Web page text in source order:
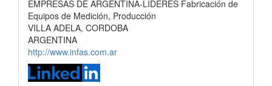
EMPRESAS DE ARGENTINA-LIDERES Fabricación de
Equipos de Medición, Producción
VILLA ADELA, CORDOBA
ARGENTINA
http://www.infas.com.ar